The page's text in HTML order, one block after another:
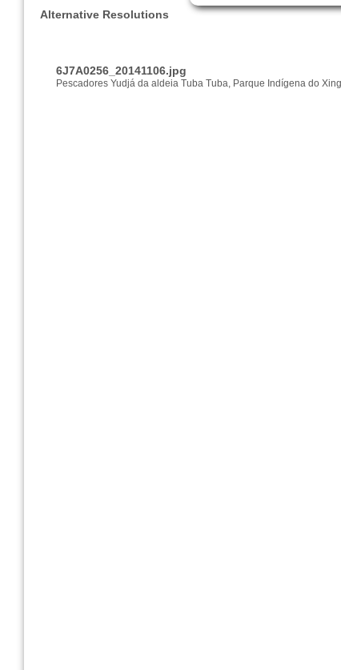
Alternative Resolutions
6J7A0256_20141106.jpg
Pescadores Yudjá da aldeia Tuba Tuba, Parque Indígena do